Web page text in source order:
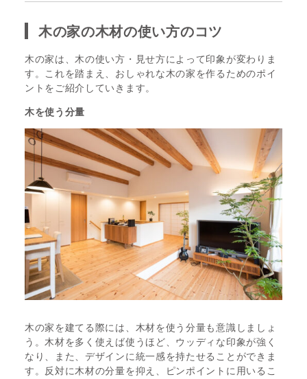
木の家の木材の使い方のコツ
木の家は、木の使い方・見せ方によって印象が変わりま
す。これを踏まえ、おしゃれな木の家を作るためのポイ
ントをご紹介していきます。
木を使う分量
木の家を建てる際には、木材を使う分量も意識しましょ
う。木材を多く使えば使うほど、ウッディな印象が強く
なり、また、デザインに統一感を持たせることができま
す。反対に木材の分量を抑え、ピンポイントに用いるこ